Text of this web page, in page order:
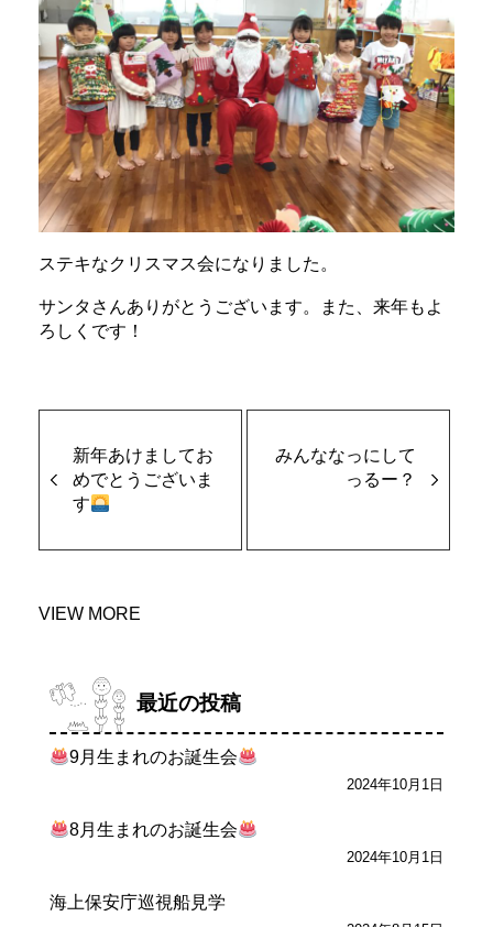
ステキなクリスマス会になりました。
サンタさんありがとうございます。また、来年もよ
ろしくです！
新年あけましてお
めでとうございま
す
みんななっにして
っるー？
VIEW MORE
最近の投稿
9月生まれのお誕生会
2024年10月1日
8月生まれのお誕生会
2024年10月1日
海上保安庁巡視船見学